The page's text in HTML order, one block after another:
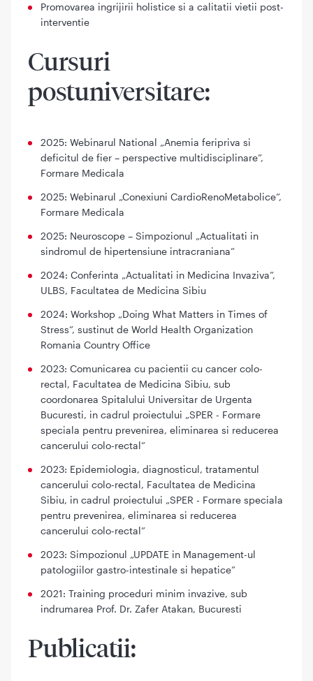
Promovarea ingrijirii holistice si a calitatii vietii post-
interventie
Cursuri
postuniversitare:
2025: Webinarul National „Anemia feripriva si
deficitul de fier – perspective multidisciplinare”,
Formare Medicala
2025: Webinarul „Conexiuni CardioRenoMetabolice”,
Formare Medicala
2025: Neuroscope – Simpozionul „Actualitati in
sindromul de hipertensiune intracraniana”
2024: Conferinta „Actualitati in Medicina Invaziva”,
ULBS, Facultatea de Medicina Sibiu
2024: Workshop „Doing What Matters in Times of
Stress”, sustinut de World Health Organization
Romania Country Office
2023: Comunicarea cu pacientii cu cancer colo-
rectal, Facultatea de Medicina Sibiu, sub
coordonarea Spitalului Universitar de Urgenta
Bucuresti, in cadrul proiectului „SPER - Formare
speciala pentru prevenirea, eliminarea si reducerea
cancerului colo-rectal”
2023: Epidemiologia, diagnosticul, tratamentul
cancerului colo-rectal, Facultatea de Medicina
Sibiu, in cadrul proiectului „SPER - Formare speciala
pentru prevenirea, eliminarea si reducerea
cancerului colo-rectal”
2023: Simpozionul „UPDATE in Management-ul
patologiilor gastro-intestinale si hepatice”
2021: Training proceduri minim invazive, sub
indrumarea Prof. Dr. Zafer Atakan, Bucuresti
Publicatii: